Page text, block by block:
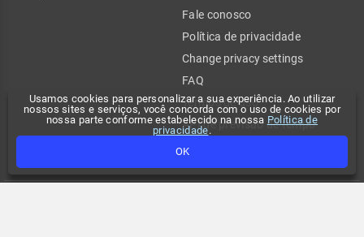
Usamos cookies para personalizar a sua experiência. Ao utilizar
nossos sites e serviços, você concorda com o uso de cookies por
nossa parte conforme estabelecido na nossa Política de
privacidade.
OK
Fale conosco
Política de privacidade
Change privacy settings
FAQ
Termos de uso
API de previsão de tempo